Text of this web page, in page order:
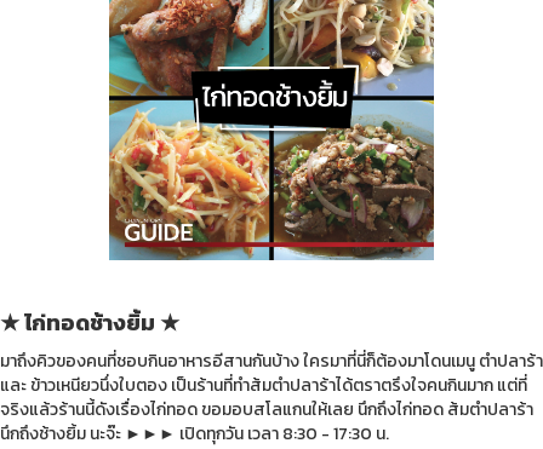
★ ไก่ทอดช้างยิ้ม ★
มาถึงคิวของคนที่ชอบกินอาหารอีสานกันบ้าง ใครมาที่นี่ก็ต้องมาโดนเมนู ตำปลาร้า
และ ข้าวเหนียวนึ่งใบตอง เป็นร้านที่ทำส้มตำปลาร้าได้ตราตรึงใจคนกินมาก แต่ที่
จริงแล้วร้านนี้ดังเรื่องไก่ทอด ขอมอบสโลแกนให้เลย นึกถึงไก่ทอด ส้มตำปลาร้า
นึกถึงช้างยิ้ม นะจ๊ะ ►►► เปิดทุกวัน เวลา 8:30 - 17:30 น.